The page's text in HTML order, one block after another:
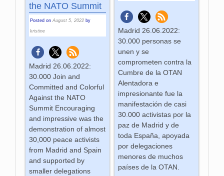
Madrid 26.06.2022:
30.000 personas se
unen y se
comprometen contra la
Cumbre de la OTAN
Alentadora e
impresionante fue la
manifestación de casi
30.000 activistas por la
paz de Madrid y de
toda España, apoyada
por delegaciones
menores de muchos
países de la OTAN.
the NATO Summit
Posted onAugust 5, 2022 by
kristine
Madrid 26.06.2022:
30.000 Join and
Committed and Colorful
Against the NATO
Summit Encouraging
and impressive was the
demonstration of almost
30,000 peace activists
from Madrid and Spain
and supported by
smaller delegations